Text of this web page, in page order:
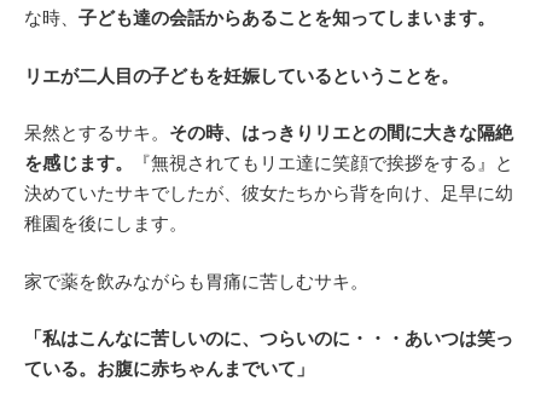
な時、 子ども達の会話からあることを知ってしまいます。
リエが二人目の子どもを妊娠しているということを。
呆然とするサキ。 その時、はっきりリエとの間に大きな隔絶
を感じます。
『無視されてもリエ達に笑顔で挨拶をする』と
決めていたサキでしたが、彼女たちから背を向け、足早に幼
稚園を後にします。
家で薬を飲みながらも胃痛に苦しむサキ。
「私はこんなに苦しいのに、つらいのに・・・あいつは笑っ
ている。お腹に赤ちゃんまでいて」